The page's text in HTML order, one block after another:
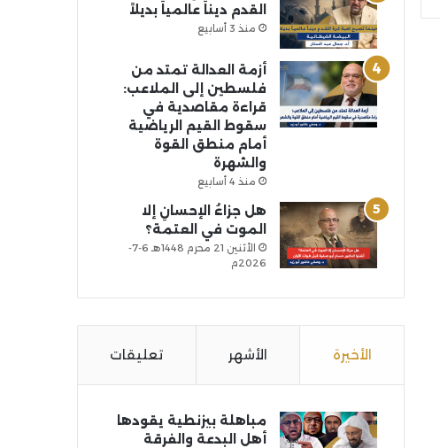
القدم ديناً عالمياً بديلاً
منذ 3 أسابيع
أزمة العدالة تمتد من
فلسطين إلى الملاعب:
قراءة مقاصدية في
سقوط القيم الرياضية
أمام منطق القوة
والشهرة
منذ 4 أسابيع
هل جزاءُ الإحسانِ إلا
الموت في العتمة؟
الأثنين 21 محرم 1448هـ 6-7-
2026م
الأخيرة الأشهر تعليقات
مباهلة بيزنطية يقودها
أهل البدعة والفرقة